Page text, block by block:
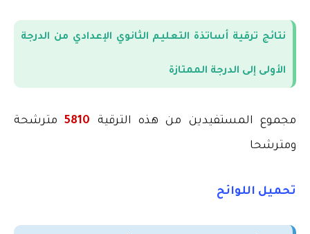
نتائج ترقية أساتذة التعليم الثانوي الإعدادي من الدرجة
الأولى إلى الدرجة الممتازة
مجموع المستفيدين من هذه الترقية 5810
مترشحة
ومترشحا
تحميل اللوائح